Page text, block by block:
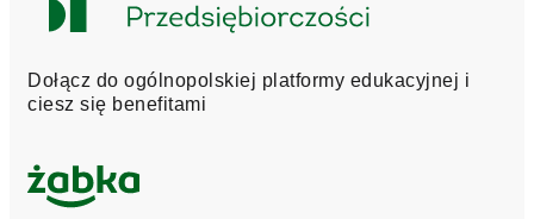
Studium
Dołącz do ogólnopolskiej platformy edukacyjnej i
ciesz się benefitami